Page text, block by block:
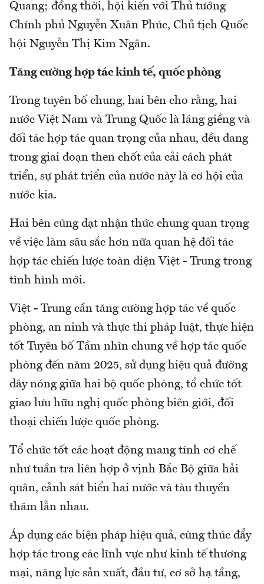
Quang; đồng thời, hội kiến với Thủ tướng
Chính phủ Nguyễn Xuân Phúc, Chủ tịch Quốc
hội Nguyễn Thị Kim Ngân.
Tăng cường hợp tác kinh tế, quốc phòng
Trong tuyên bố chung, hai bên cho rằng, hai
nước Việt Nam và Trung Quốc là láng giềng và
đối tác hợp tác quan trọng của nhau, đều đang
trong giai đoạn then chốt của cải cách phát
triển, sự phát triển của nước này là cơ hội của
nước kia.
Hai bên cũng đạt nhận thức chung quan trọng
về việc làm sâu sắc hơn nữa quan hệ đối tác
hợp tác chiến lược toàn diện Việt - Trung trong
tình hình mới.
Việt - Trung cần tăng cường hợp tác về quốc
phòng, an ninh và thực thi pháp luật, thực hiện
tốt Tuyên bố Tầm nhìn chung về hợp tác quốc
phòng đến năm 2025, sử dụng hiệu quả đường
dây nóng giữa hai bộ quốc phòng, tổ chức tốt
giao lưu hữu nghị quốc phòng biên giới, đối
thoại chiến lược quốc phòng.
Tổ chức tốt các hoạt động mang tính cơ chế
như tuần tra liên hợp ở vịnh Bắc Bộ giữa hải
quân, cảnh sát biển hai nước và tàu thuyền
thăm lẫn nhau.
Áp dụng các biện pháp hiệu quả, cùng thúc đẩy
hợp tác trong các lĩnh vực như kinh tế thương
mại, năng lực sản xuất, đầu tư, cơ sở hạ tầng,